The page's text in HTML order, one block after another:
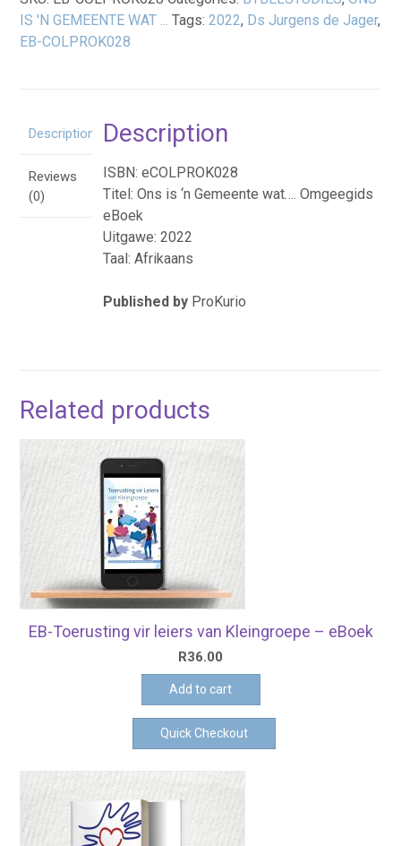
Gemeente
wat....
quantity
IS 'N GEMEENTE WAT ... Tags: 2022, Ds Jurgens de Jager,
EB-COLPROK028
Description
Reviews
(0)
Description
ISBN: eCOLPROK028
Titel: Ons is ‘n Gemeente wat…. Omgeegids
eBoek
Uitgawe: 2022
Taal: Afrikaans
Published byProKurio
Related products
EB-Toerusting vir leiers van Kleingroepe – eBoek
R36.00
Add to cart
Quick Checkout